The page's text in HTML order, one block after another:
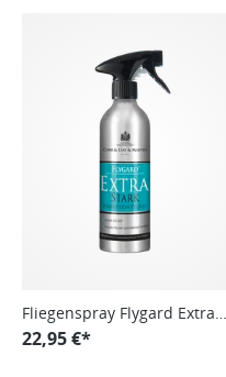
Fliegenspray Flygard Extra
Strength, Bremsenspray
22,95 €*